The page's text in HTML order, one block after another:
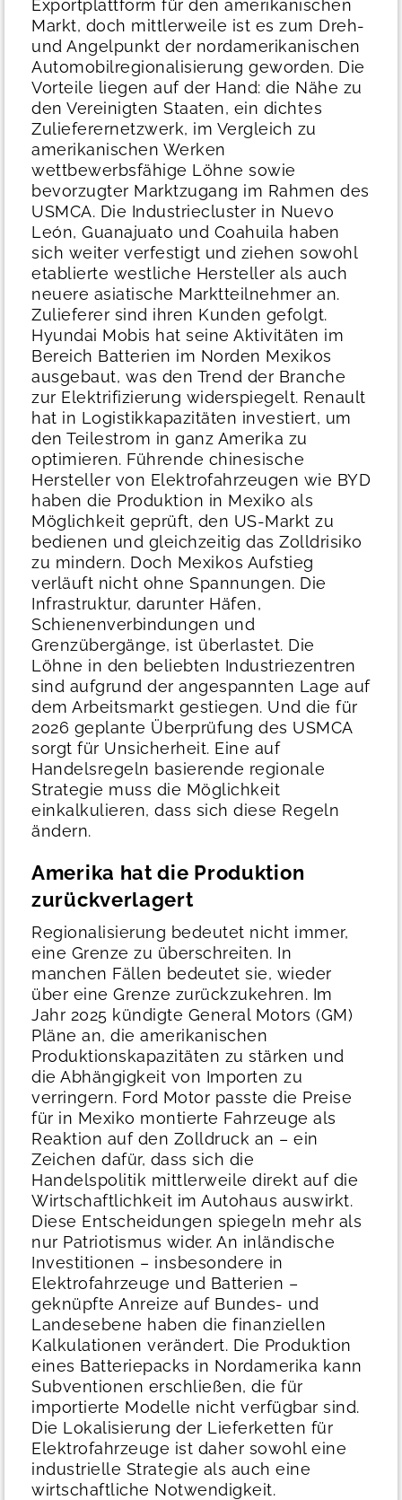
Exportplattform für den amerikanischen
Markt, doch mittlerweile ist es zum Dreh-
und Angelpunkt der nordamerikanischen
Automobilregionalisierung geworden. Die
Vorteile liegen auf der Hand: die Nähe zu
den Vereinigten Staaten, ein dichtes
Zulieferernetzwerk, im Vergleich zu
amerikanischen Werken
wettbewerbsfähige Löhne sowie
bevorzugter Marktzugang im Rahmen des
USMCA. Die Industriecluster in Nuevo
León, Guanajuato und Coahuila haben
sich weiter verfestigt und ziehen sowohl
etablierte westliche Hersteller als auch
neuere asiatische Marktteilnehmer an.
Zulieferer sind ihren Kunden gefolgt.
Hyundai Mobis hat seine Aktivitäten im
Bereich Batterien im Norden Mexikos
ausgebaut, was den Trend der Branche
zur Elektrifizierung widerspiegelt. Renault
hat in Logistikkapazitäten investiert, um
den Teilestrom in ganz Amerika zu
optimieren. Führende chinesische
Hersteller von Elektrofahrzeugen wie BYD
haben die Produktion in Mexiko als
Möglichkeit geprüft, den US-Markt zu
bedienen und gleichzeitig das Zolldrisiko
zu mindern. Doch Mexikos Aufstieg
verläuft nicht ohne Spannungen. Die
Infrastruktur, darunter Häfen,
Schienenverbindungen und
Grenzübergänge, ist überlastet. Die
Löhne in den beliebten Industriezentren
sind aufgrund der angespannten Lage auf
dem Arbeitsmarkt gestiegen. Und die für
2026 geplante Überprüfung des USMCA
sorgt für Unsicherheit. Eine auf
Handelsregeln basierende regionale
Strategie muss die Möglichkeit
einkalkulieren, dass sich diese Regeln
ändern.
Amerika hat die Produktion
zurückverlagert
Regionalisierung bedeutet nicht immer,
eine Grenze zu überschreiten. In
manchen Fällen bedeutet sie, wieder
über eine Grenze zurückzukehren. Im
Jahr 2025 kündigte General Motors (GM)
Pläne an, die amerikanischen
Produktionskapazitäten zu stärken und
die Abhängigkeit von Importen zu
verringern. Ford Motor passte die Preise
für in Mexiko montierte Fahrzeuge als
Reaktion auf den Zolldruck an – ein
Zeichen dafür, dass sich die
Handelspolitik mittlerweile direkt auf die
Wirtschaftlichkeit im Autohaus auswirkt.
Diese Entscheidungen spiegeln mehr als
nur Patriotismus wider. An inländische
Investitionen – insbesondere in
Elektrofahrzeuge und Batterien –
geknüpfte Anreize auf Bundes- und
Landesebene haben die finanziellen
Kalkulationen verändert. Die Produktion
eines Batteriepacks in Nordamerika kann
Subventionen erschließen, die für
importierte Modelle nicht verfügbar sind.
Die Lokalisierung der Lieferketten für
Elektrofahrzeuge ist daher sowohl eine
industrielle Strategie als auch eine
wirtschaftliche Notwendigkeit.